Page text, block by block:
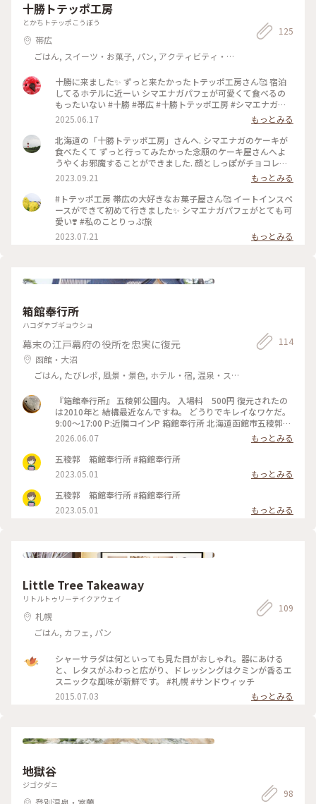
十勝トテッポ工房
とかちトテッポこうぼう
帯広
ごはん, スイーツ・お菓子, パン, アクティビティ・体
125
十勝に来ました✨ ずっと来たかったトテッポ工房さん🥰 宿泊
してるホテルに近ーい シマエナガパフェが可愛くて食べるの
もったいない #十勝 #帯広 #十勝トテッポ工房 #シマエナガパ
フェ
2025.06.17
もっとみる
北海道の「十勝トテッポ工房」さんへ. シマエナガのケーキが
食べたくて ずっと行ってみたかった念願のケーキ屋さんへよ
うやくお邪魔することができました. 顔としっぽがチョコレー
トで描かれていて とても可愛らしい... お庭の緑を眺めながら
のんびりカフェ時間を過ごすことができました. #秋さんぽ #北
海道 #カフェ巡り #ケーキ
2023.09.21
もっとみる
#トテッポ工房 帯広の大好きなお菓子屋さん🥰 イートインスペ
ースができて初めて行きました✨ シマエナガパフェがとても可
愛い❣️ #私のことりっぷ旅
2023.07.21
もっとみる
箱館奉行所
ハコダテブギョウショ
幕末の江戸幕府の役所を忠実に復元
函館・大沼
ごはん, たびレポ, 風景・景色, ホテル・宿, 温泉・ス
114
『箱館奉行所』 五稜郭公園内。 入場料 500円 復元されたの
は2010年と 結構最近なんですね。 どうりでキレイなワケだ。
9:00〜17:00 P:近隣コインP 箱館奉行所 北海道函館市五稜郭町
44-3 #函館名所#函館スポット #函館観光 #五稜郭
2026.06.07
もっとみる
五稜郭 箱館奉行所 #箱館奉行所
2023.05.01
もっとみる
五稜郭 箱館奉行所 #箱館奉行所
2023.05.01
もっとみる
Little Tree Takeaway
リトルトゥリーテイクアウェイ
札幌
ごはん, カフェ, パン
109
シャーサラダは何といっても見た目がおしゃれ。器にあける
と、レタスがふわっと広がり、ドレッシングはクミンが香るエ
スニックな風味が新鮮です。 #札幌 #サンドウィッチ
2015.07.03
もっとみる
地獄谷
ジゴクダニ
98